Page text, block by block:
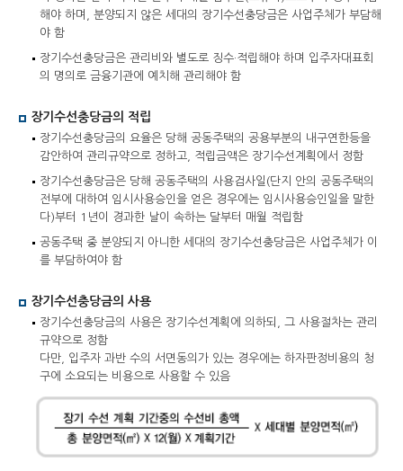
해야 하며, 분양되지 않은 세대의 장기수선충당금은 사업주체가 부담해
야 함
장기수선충당금은 관리비와 별도로 징수·적립해야 하며 입주자대표회
의 명의로 금융기관에 예치해 관리해야 함
장기수선충당금의 적립
장기수선충당금의 요율은 당해 공동주택의 공용부분의 내구연한등을
감안하여 관리규약으로 정하고, 적립금액은 장기수선계획에서 정함
장기수선충당금은 당해 공동주택의 사용검사일(단지 안의 공동주택의
전부에 대하여 임시사용승인을 얻은 경우에는 임시사용승인일을 말한
다)부터 1년이 경과한 날이 속하는 달부터 매월 적립함
공동주택 중 분양되지 아니한 세대의 장기수선충당금은 사업주체가 이
를 부담하여야 함
장기수선충당금의 사용
장기수선충당금의 사용은 장기수선계획에 의하되, 그 사용절차는 관리
규약으로 정함
다만, 입주자 과반 수의 서면동의가 있는 경우에는 하자판정비용의 청
구에 소요되는 비용으로 사용할 수 있음